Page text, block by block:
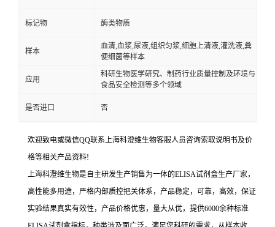
标记物 酶类物质
样本
血清,血浆,尿液,组织匀浆,细胞上清液,灌洗液,粪
便细菌等样本
应用
科研生物医学研究、制药行业质量控制及环境与
食品安全检测等多个领域
是否进口 否
欢迎致电或微信QQ联系上海科澄维生物客服人员咨询索取说明书及价
格等相关产品资料!
上海科澄维生物是自主研发生产销售为一体的ELISA试剂盒生产厂家，
高性能多用途，严格内部质控把关体系，产品稳定，可靠，高效，保证
实验结果真实有效性，产品价格优惠，量大从优，提供6000余种标准